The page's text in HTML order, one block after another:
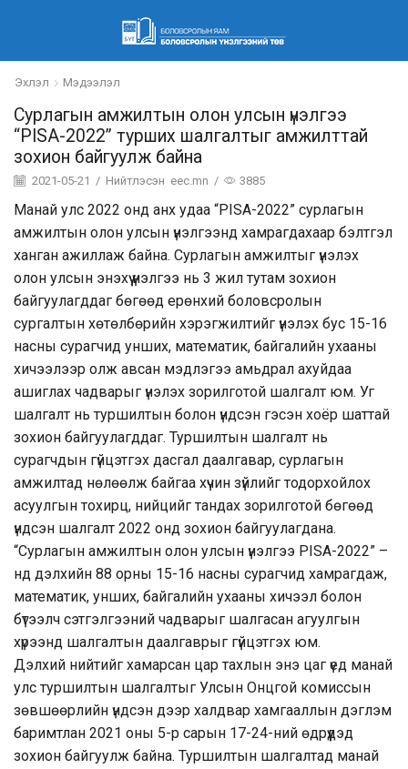
Эхлэл Мэдээлэл
Сурлагын амжилтын олон улсын үнэлгээ
“PISA-2022” турших шалгалтыг амжилттай
зохион байгуулж байна
2021-05-21 / Нийтлэсэн eec.mn / 3885
Манай улс 2022 онд анх удаа “PISA-2022” сурлагын
амжилтын олон улсын үнэлгээнд хамрагдахаар бэлтгэл
ханган ажиллаж байна. Сурлагын амжилтыг үнэлэх
олон улсын энэхүү үнэлгээ нь 3 жил тутам зохион
байгуулагддаг бөгөөд ерөнхий боловсролын
сургалтын хөтөлбөрийн хэрэгжилтийг үнэлэх бус 15-16
насны сурагчид унших, математик, байгалийн ухааны
хичээлээр олж авсан мэдлэгээ амьдрал ахуйдаа
ашиглах чадварыг үнэлэх зорилготой шалгалт юм. Уг
шалгалт нь туршилтын болон үндсэн гэсэн хоёр шаттай
зохион байгуулагддаг. Туршилтын шалгалт нь
сурагчдын гүйцэтгэх дасгал даалгавар, сурлагын
амжилтад нөлөөлж байгаа хүчин зүйлийг тодорхойлох
асуулгын тохирц, нийцийг тандах зорилготой бөгөөд
үндсэн шалгалт 2022 онд зохион байгуулагдана.
“Сурлагын амжилтын олон улсын үнэлгээ PISA-2022” –
нд дэлхийн 88 орны 15-16 насны сурагчид хамрагдаж,
математик, унших, байгалийн ухааны хичээл болон
бүтээлч сэтгэлгээний чадварыг шалгасан агуулгын
хүрээнд шалгалтын даалгаврыг гүйцэтгэх юм.
Дэлхий нийтийг хамарсан цар тахлын энэ цаг үед манай
улс туршилтын шалгалтыг Улсын Онцгой комиссын
зөвшөөрлийн үндсэн дээр халдвар хамгааллын дэглэм
баримтлан 2021 оны 5-р сарын 17-24-ний өдрүүдэд
зохион байгуулж байна. Туршилтын шалгалтад манай